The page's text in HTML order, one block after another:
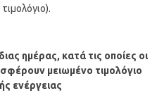
ημέρας, κατά τις οποίες οι
μειωμένο τιμολόγιο
ενέργειας